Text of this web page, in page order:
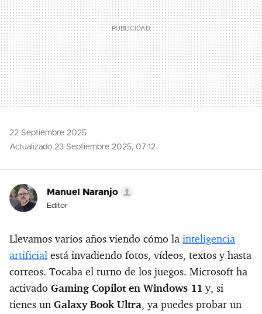
22 Septiembre 2025
Actualizado 23 Septiembre 2025, 07:12
Manuel Naranjo
Editor
Llevamos varios años viendo cómo la inteligencia
artificial está invadiendo fotos, vídeos, textos y hasta
correos. Tocaba el turno de los juegos. Microsoft ha
activado Gaming Copilot en Windows 11 y, si
tienes un Galaxy Book Ultra, ya puedes probar un